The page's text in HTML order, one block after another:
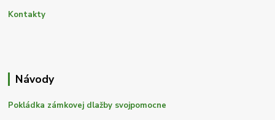
Kontakty
Návody
Pokládka zámkovej dlažby svojpomocne